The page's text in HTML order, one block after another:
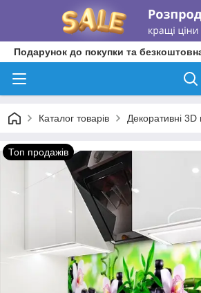
Подарунок до покупки та
Каталог товарів Декоративні 3D
Топ продажів